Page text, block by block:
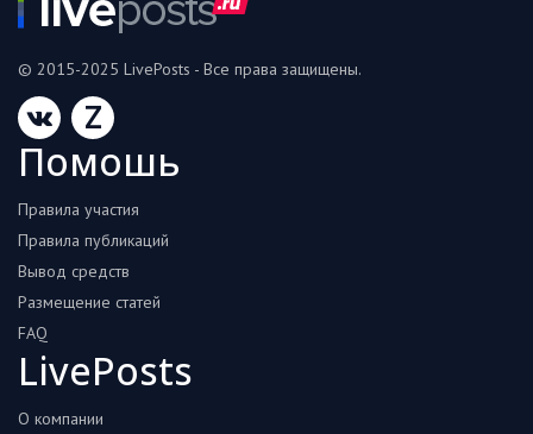
© 2015-2025 LivePosts - Все права защищены.
Z
Помошь
Правила участия
Правила публикаций
Вывод средств
Размещение статей
FAQ
LivePosts
О компании